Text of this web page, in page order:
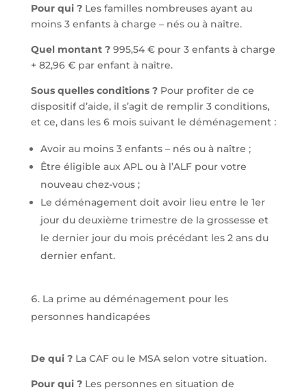
Pour qui ?Les familles nombreuses ayant au
moins 3 enfants à charge – nés ou à naître.
Quel montant ?995,54 € pour 3 enfants à charge
+ 82,96 € par enfant à naître.
Sous quelles conditions ?Pour profiter de ce
dispositif d’aide, il s’agit de remplir 3 conditions,
et ce, dans les 6 mois suivant le déménagement :
Avoir au moins 3 enfants – nés ou à naître ;
Être éligible aux APL ou à l’ALF pour votre
nouveau chez-vous ;
Le déménagement doit avoir lieu entre le 1er
jour du deuxième trimestre de la grossesse et
le dernier jour du mois précédant les 2 ans du
dernier enfant.
La prime au déménagement pour les
personnes handicapées
De qui ?La CAF ou le MSA selon votre situation.
Pour qui ? Les personnes en situation de